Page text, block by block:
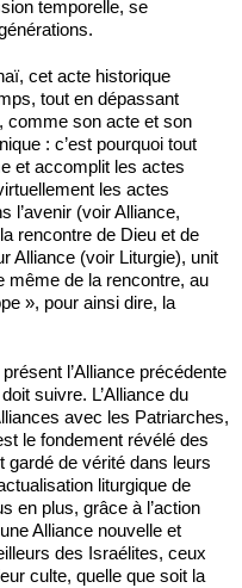
temporelle, se
cet acte historique
tout en dépassant
comme son acte et son
: c’est pourquoi tout
et accomplit les actes
les actes
l’avenir (voir Alliance,
rencontre de Dieu et de
Alliance (voir Liturgie), unit
même de la rencontre, au
», pour ainsi dire, la
l’Alliance précédente
suivre. L’Alliance du
avec les Patriarches,
le fondement révélé des
gardé de vérité dans leurs
liturgique de
en plus, grâce à l’action
Alliance nouvelle et
des Israélites, ceux
culte, quelle que soit la